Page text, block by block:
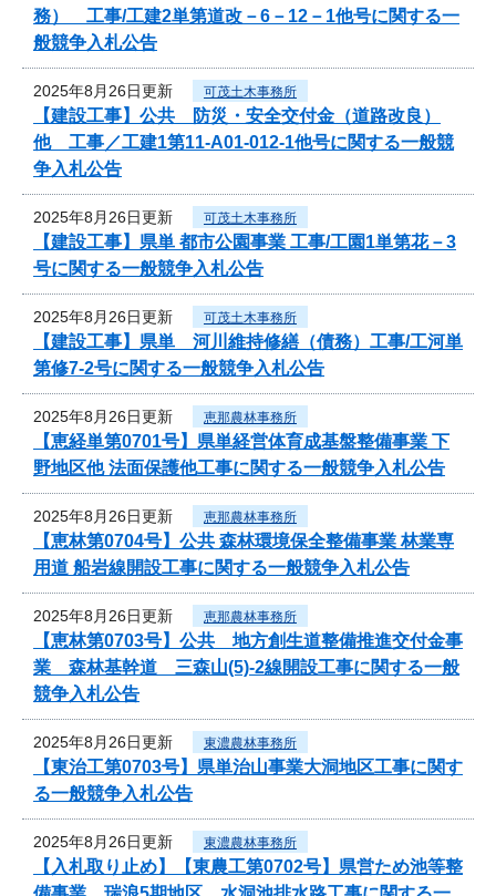
務） 工事/工建2単第道改－6－12－1他号に関する一
般競争入札公告
2025年8月26日更新 可茂土木事務所
【建設工事】公共 防災・安全交付金（道路改良）
他 工事／工建1第11-A01-012-1他号に関する一般競
争入札公告
2025年8月26日更新 可茂土木事務所
【建設工事】県単 都市公園事業 工事/工園1単第花－3
号に関する一般競争入札公告
2025年8月26日更新 可茂土木事務所
【建設工事】県単 河川維持修繕（債務）工事/工河単
第修7-2号に関する一般競争入札公告
2025年8月26日更新 恵那農林事務所
【恵経単第0701号】県単経営体育成基盤整備事業 下
野地区他 法面保護他工事に関する一般競争入札公告
2025年8月26日更新 恵那農林事務所
【恵林第0704号】公共 森林環境保全整備事業 林業専
用道 船岩線開設工事に関する一般競争入札公告
2025年8月26日更新 恵那農林事務所
【恵林第0703号】公共 地方創生道整備推進交付金事
業 森林基幹道 三森山(5)-2線開設工事に関する一般
競争入札公告
2025年8月26日更新 東濃農林事務所
【東治工第0703号】県単治山事業大洞地区工事に関す
る一般競争入札公告
2025年8月26日更新 東濃農林事務所
【入札取り止め】【東農工第0702号】県営ため池等整